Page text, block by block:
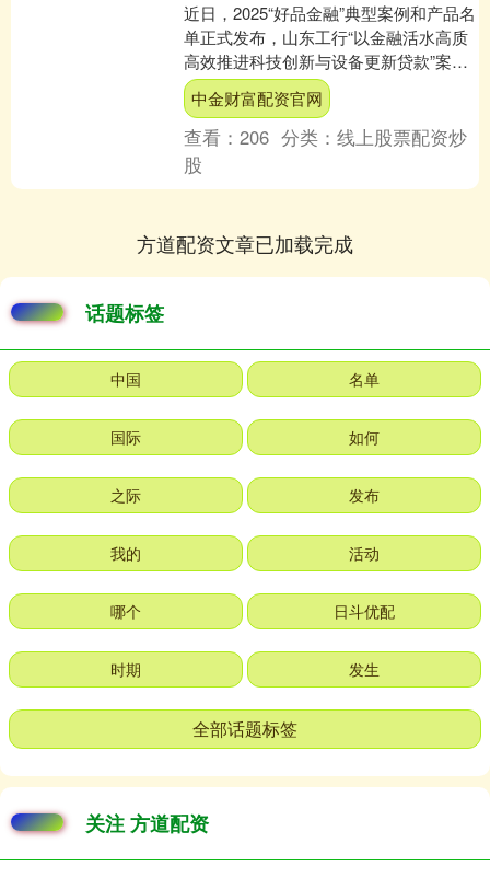
近日，2025“好品金融”典型案例和产品名
单正式发布，山东工行“以金融活水高质
高效推进科技创新与设备更新贷款”案例
入选金融服务高质量发展突出贡献案例
名单，展现了....
中金财富配资官网
查看：206 分类：线上股票配资炒
股
方道配资文章已加载完成
话题标签
中国 名单
国际 如何
之际 发布
我的 活动
哪个 日斗优配
时期 发生
全部话题标签
关注 方道配资